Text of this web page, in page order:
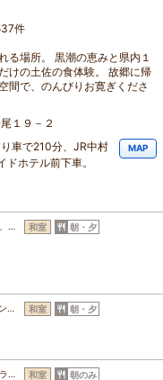
件
る場所。 黒潮の恵みと県内１
けの土佐の食体験。 故郷に帰
間で、のんびりお寛ぎくださ
１９－２
車で210分、JR中村
ホテル前下車。
MAP
… 和室 朝・夕
… 和室 朝・夕
… 和室 朝のみ